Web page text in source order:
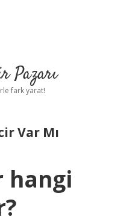
Pazarı
fark yarat!
Var Mı
hangi